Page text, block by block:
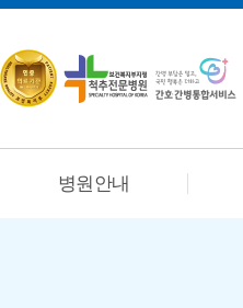
병원안내